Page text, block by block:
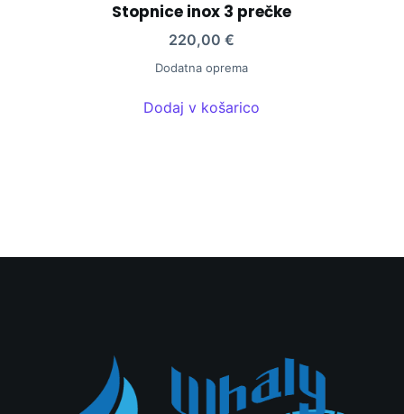
Stopnice inox 3 prečke
220,00€
Dodatna oprema
Dodaj v košarico